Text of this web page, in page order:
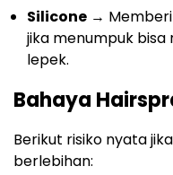
Silicone →
jika menumpuk
lepek.
Bahaya
Berikut risiko nyata
berlebihan: